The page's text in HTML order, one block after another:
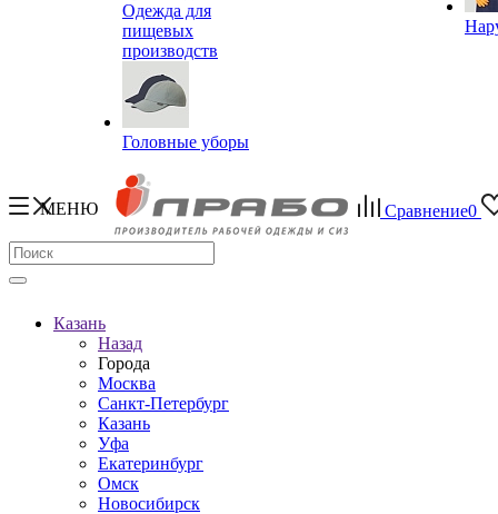
Одежда для
пищевых
производств
Головные уборы
МЕНЮ Сравнение0
Казань
Назад
Города
Москва
Санкт-Петербург
Казань
Уфа
Екатеринбург
Омск
Новосибирск